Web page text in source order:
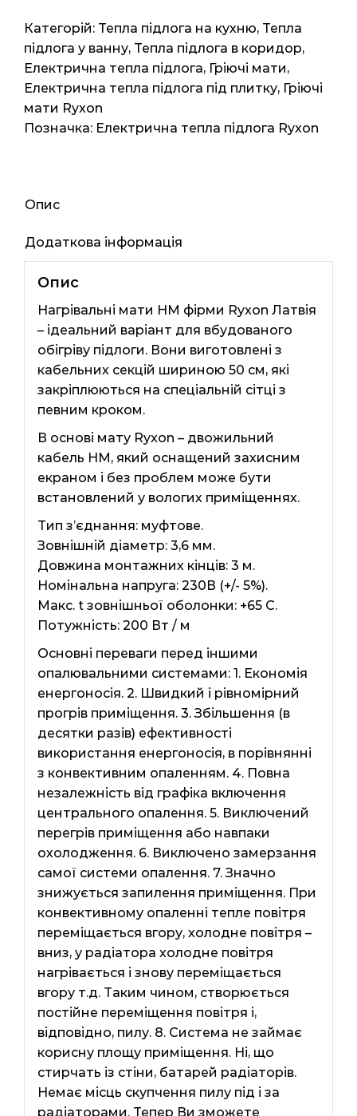
(Латвія)
4.5м2
9мп
900ват
кількість
Категорій: Тепла підлога на кухню, Тепла
підлога у ванну, Тепла підлога в коридор,
Електрична тепла підлога, Гріючі мати,
Електрична тепла підлога під плитку, Гріючі
мати Ryxon
Позначка: Електрична тепла підлога Ryxon
Опис
Додаткова інформація
Опис
Нагрівальні мати HM фірми Ryxon Латвія
– ідеальний варіант для вбудованого
обігріву підлоги. Вони виготовлені з
кабельних секцій шириною 50 см, які
закріплюються на спеціальній сітці з
певним кроком.
В основі мату Ryxon – двожильний
кабель HM, який оснащений захисним
екраном і без проблем може бути
встановлений у вологих приміщеннях.
Тип з’єднання: муфтове.
Зовнішній діаметр: 3,6 мм.
Довжина монтажних кінців: 3 м.
Номінальна напруга: 230В (+/- 5%).
Макс. t зовнішньої оболонки: +65 С.
Потужність: 200 Вт / м
Основні переваги перед іншими
опалювальними системами: 1. Економія
енергоносія. 2. Швидкий і рівномірний
прогрів приміщення. 3. Збільшення (в
десятки разів) ефективності
використання енергоносія, в порівнянні
з конвективним опаленням. 4. Повна
незалежність від графіка включення
центрального опалення. 5. Виключений
перегрів приміщення або навпаки
охолодження. 6. Виключено замерзання
самої системи опалення. 7. Значно
знижується запилення приміщення. При
конвективному опаленні тепле повітря
переміщається вгору, холодне повітря –
вниз, у радіатора холодне повітря
нагрівається і знову переміщається
вгору т.д. Таким чином, створюється
постійне переміщення повітря і,
відповідно, пилу. 8. Система не займає
корисну площу приміщення. Ні, що
стирчать із стіни, батарей радіаторів.
Немає місць скупчення пилу під і за
радіаторами. Тепер Ви зможете